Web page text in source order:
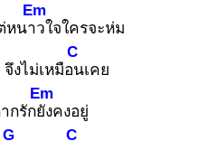
หนาว
Em
ใจใครจะห่ม
จึงไม่เหมือน
C
เคย
กรักยัง
Em
คงอยู่
G C